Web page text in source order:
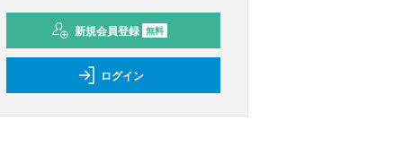
新規会員登録 無料
ログイン